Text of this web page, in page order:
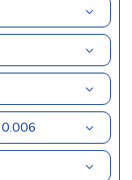
0.006